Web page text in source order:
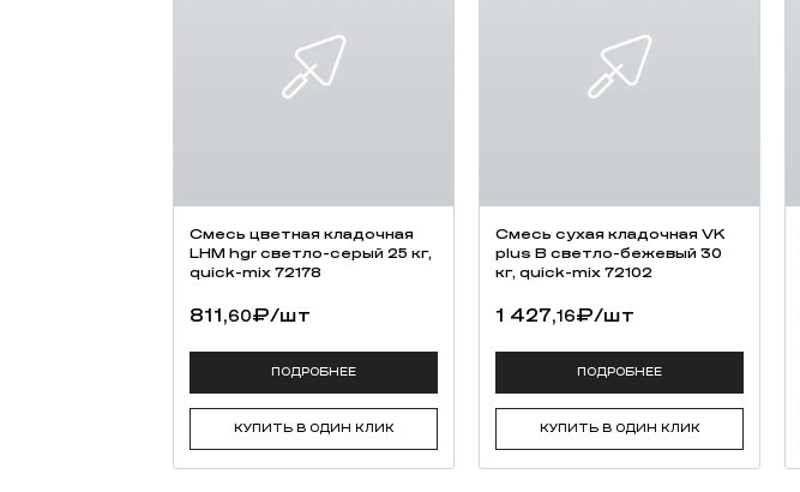
Смесь цветная кладочная
LHM hgr светло-серый 25 кг,
quick-mix 72178
811,60₽/шт
ПОДРОБНЕЕ
КУПИТЬ В ОДИН КЛИК
Смесь cухая кладочная VK
plus B светло-бежевый 30
кг, quick-mix 72102
1 427,16₽/шт
ПОДРОБНЕЕ
КУПИТЬ В ОДИН КЛИК